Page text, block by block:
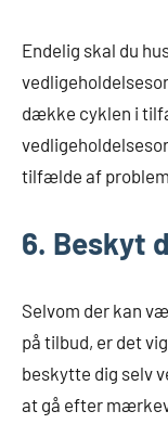
Endelig skal du
dække cyklen i
tilfælde af
6. Beskyt
Selvom der kan
på tilbud, er det
beskytte dig selv
at gå efter